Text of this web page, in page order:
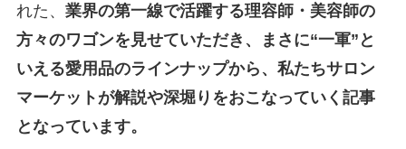
れた、 業界の第一線で活躍する理容師・美容師の
方々のワゴンを見せていただき、まさに“一軍”と
いえる愛用品のラインナップから、私たちサロン
マーケットが解説や深堀りをおこなっていく記事
となっています。